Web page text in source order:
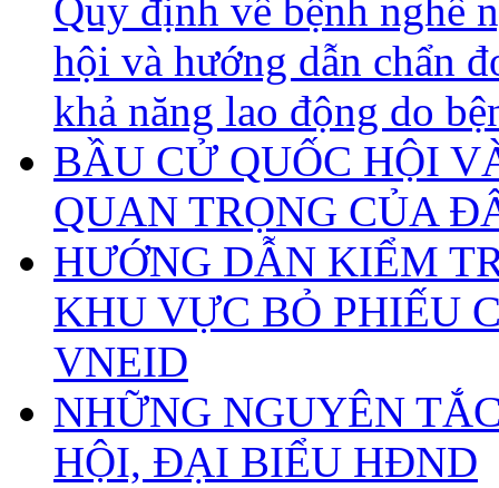
Quy định về bệnh nghề
hội và hướng dẫn chẩn
khả năng lao động do
BẦU CỬ QUỐC HỘI
QUAN TRỌNG CỦA
HƯỚNG DẪN KIỂM
KHU VỰC BỎ PHIẾU
VNEID
NHỮNG NGUYÊN
HỘI, ĐẠI BIỂU HĐND